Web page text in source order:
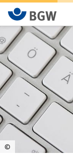
Zum
©